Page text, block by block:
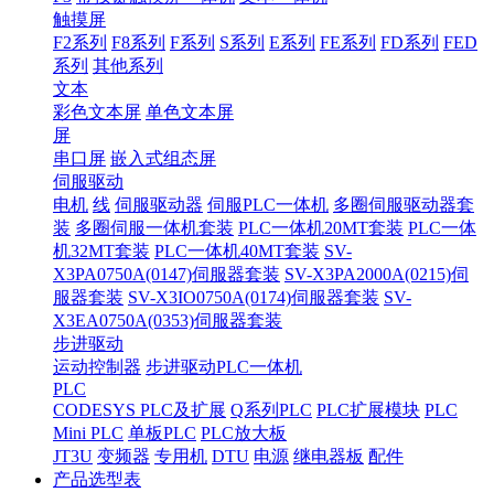
触摸屏
F2系列 F8系列 F系列 S系列 E系列 FE系列 FD系列 FED
系列 其他系列
文本
彩色文本屏 单色文本屏
屏
串口屏 嵌入式组态屏
伺服驱动
电机 线 伺服驱动器 伺服PLC一体机 多圈伺服驱动器套
装 多圈伺服一体机套装 PLC一体机20MT套装 PLC一体
机32MT套装 PLC一体机40MT套装 SV-
X3PA0750A(0147)伺服器套装 SV-X3PA2000A(0215)伺
服器套装 SV-X3IO0750A(0174)伺服器套装 SV-
X3EA0750A(0353)伺服器套装
步进驱动
运动控制器 步进驱动PLC一体机
PLC
CODESYS PLC及扩展 Q系列PLC PLC扩展模块 PLC
Mini PLC 单板PLC PLC放大板
JT3U 变频器 专用机 DTU 电源 继电器板 配件
产品选型表